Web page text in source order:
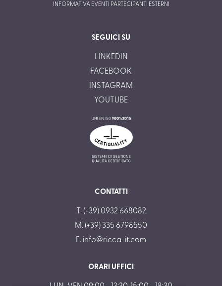
INFORMATIVA EVENTI PARTECIPANTI ESTERNI
SEGUICI SU
LINKEDIN
FACEBOOK
INSTAGRAM
YOUTUBE
CONTATTI
T. (+39) 0932 668082
M. (+39) 335 6798550
E. info@ricca-it.com
ORARI UFFICI